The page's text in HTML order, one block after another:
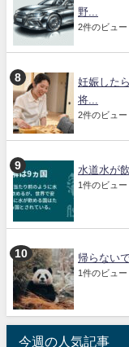
野...
2件のビュー
妊娠した
将...
2件のビュー
水道水が
1件のビュー
帰らない
1件のビュー
今週の人気記事